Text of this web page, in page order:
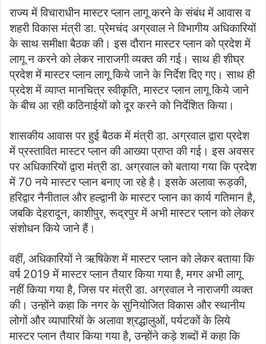
राज्य में विचाराधीन मास्टर प्लान लागू करने के संबंध में आवास व
शहरी विकास मंत्री डा. प्रेमचंद अग्रवाल ने विभागीय अधिकारियों
के साथ समीक्षा बैठक की। इस दौरान मास्टर प्लान को प्रदेश में
लागू न करने को लेकर नाराजगी व्यक्त की गई। साथ ही शीघ्र
प्रदेश में मास्टर प्लान लागू किये जाने के निर्देश दिए गए। साथ ही
प्रदेश में व्याप्त मानचित्र स्वीकृति, मास्टर प्लान लागू किये जाने
के बीच आ रही कठिनाईयों को दूर करने को निर्देशित किया।
शासकीय आवास पर हुई बैठक में मंत्री डा. अग्रवाल द्वारा प्रदेश
में प्रस्तावित मास्टर प्लान की आख्या प्राप्त की गई। इस अवसर
पर अधिकारियों द्वारा मंत्री डा. अग्रवाल को बताया गया कि प्रदेश
में 70 नये मास्टर प्लान बनाए जा रहे है। इसके अलावा रूड़की,
हरिद्वार नैनीताल और हल्द्वानी के मास्टर प्लान का कार्य गतिमान है,
जबकि देहरादून, काशीपुर, रूद्रपुर में अभी मास्टर प्लान को लेकर
संशोधन किये जाने हैं।
वहीं, अधिकारियों ने ऋषिकेश में मास्टर प्लान को लेकर बताया कि
वर्ष 2019 में मास्टर प्लान तैयार किया गया है, मगर अभी लागू
नहीं किया गया है, जिस पर मंत्री डा. अग्रवाल ने नाराजगी व्यक्त
की। उन्होंने कहा कि नगर के सुनियोजित विकास और स्थानीय
लोगों और व्यापारियों के अलावा श्रद्धालुओं, पर्यटकों के लिये
मास्टर प्लान तैयार किया गया है, उन्होंने कड़े शब्दों में कहा कि